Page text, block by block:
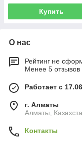
Купить
О нас
Рейтинг не
Менее 5 отзывов
Работает с
г. Алматы
Алматы,
Контакты